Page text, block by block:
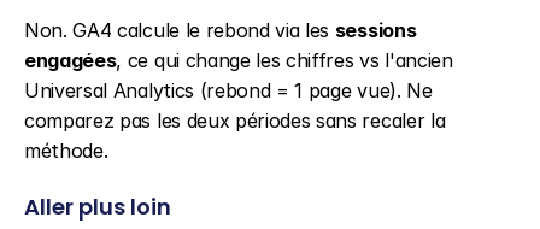
Non. GA4 calcule le rebond via les sessions
engagées, ce qui change les chiffres vs l'ancien
Universal Analytics (rebond = 1 page vue). Ne
comparez pas les deux périodes sans recaler la
méthode.
Aller plus loin